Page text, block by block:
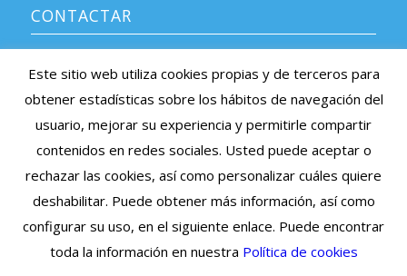
CONTACTAR
Información y citas: 91 639 08 38
e-mail: averroes@centromedicoaverroes.com
Listado de sociedades médicas asociadas >
Cita Previa Online
Este sitio web utiliza cookies propias y de terceros para
obtener estadísticas sobre los hábitos de navegación del
usuario, mejorar su experiencia y permitirle compartir
contenidos en redes sociales. Usted puede aceptar o
rechazar las cookies, así como personalizar cuáles quiere
deshabilitar. Puede obtener más información, así como
configurar su uso, en el siguiente enlace. Puede encontrar
toda la información en nuestra Política de cookies